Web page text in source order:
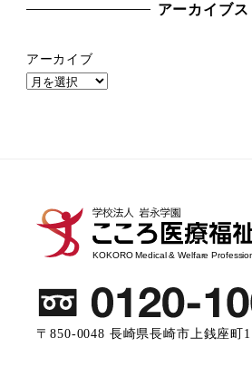
アーカイブス
アーカイブ